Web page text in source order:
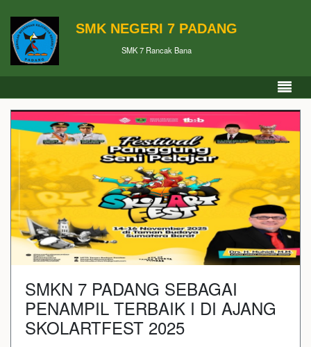
SMK NEGERI 7 PADANG
SMK 7 Rancak Bana
SMKN 7 PADANG SEBAGAI
PENAMPIL TERBAIK I DI AJANG
SKOLARTFEST 2025